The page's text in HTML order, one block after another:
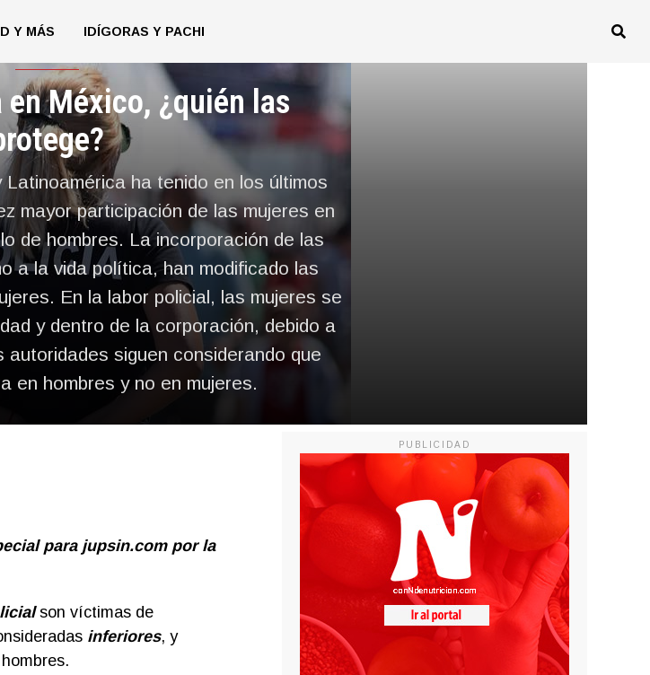
Y MÁS IDÍGORAS Y PACHI
México, ¿quién las
ha tenido en los últimos
mayor participación de las mujeres en
de hombres. La incorporación de las
a la vida política, han modificado las
En la labor policial, las mujeres se
y dentro de la corporación, debido a
autoridades siguen considerando que
en hombres y no en mujeres.
para jupsin.com por la
son víctimas de
inferiores, y
PUBLICIDAD